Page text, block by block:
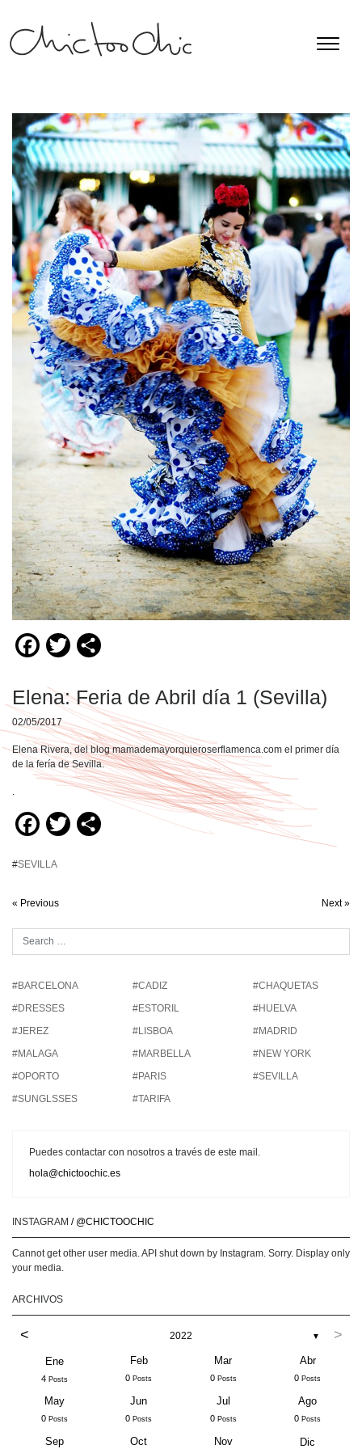
Facebook
Twitter
Elena: Feria de Abril día 1 (Sevilla)
02/05/2017
Elena Rivera, del blog mamademayorquieroserflamenca.com el primer día
de la fería de Sevilla.
.
Facebook
Twitter
#SEVILLA
« Previous Next »
#BARCELONA #CADIZ
#CHAQUETAS
#DRESSES
#ESTORIL
#HUELVA
#JEREZ
#LISBOA
#MADRID
#MALAGA
#MARBELLA
#NEW YORK
#OPORTO
#PARIS
#SEVILLA
#SUNGLSSES
#TARIFA
Puedes contactar con nosotros a través de este mail.
hola@chictoochic.es
INSTAGRAM / @CHICTOOCHIC
Cannot get other user media. API shut down by Instagram. Sorry. Display only
your media.
ARCHIVOS
< 2022 ▼ >
Ene
4 Posts
Feb
0 Posts
Mar
0 Posts
Abr
0 Posts
May
0 Posts
Jun
0 Posts
Jul
0 Posts
Ago
0 Posts
Sep Oct Nov Dic